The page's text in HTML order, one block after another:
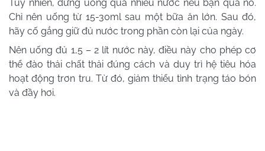
Tuy nhiên, đừng uống quá nhiều nước nếu bạn quá no.
Chỉ nên uống từ 15-30ml sau một bữa ăn lớn. Sau đó,
hãy cố gắng giữ đủ nước trong phần còn lại của ngày.
Nên uống đủ 1,5 – 2 lít nước này, điều này cho phép cơ
thể đào thải chất thải đúng cách và duy trì hệ tiêu hóa
hoạt động trơn tru. Từ đó, giảm thiểu tình trạng táo bón
và đầy hơi.